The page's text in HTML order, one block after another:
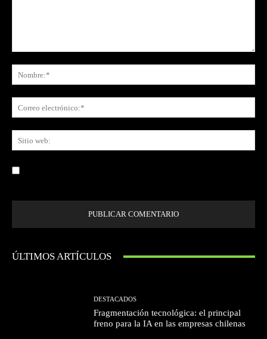
ÚLTIMOS ARTÍCULOS
DESTACADOS
Fragmentación tecnológica: el principal
freno para la IA en las empresas chilenas